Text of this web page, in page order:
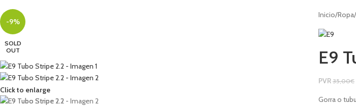
-9%
SOLD
OUT
Click to enlarge
Inicio/Ropa/
E9
PVR 35,00€
Gorra o